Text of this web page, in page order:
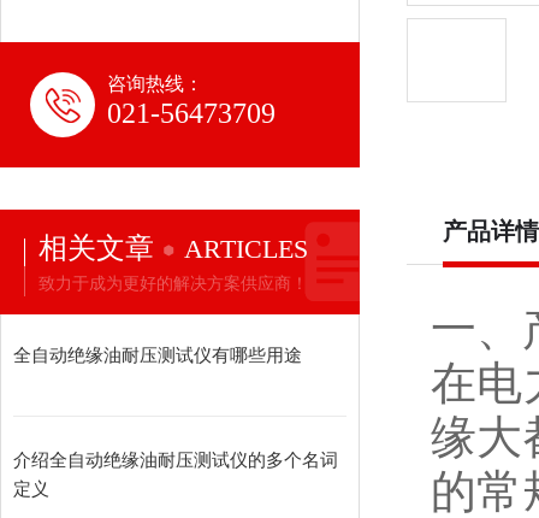
咨询热线：
021-56473709
相关文章 ARTICLES
致力于成为更好的解决方案供应商！
全自动绝缘油耐压测试仪有哪些用途
介绍全自动绝缘油耐压测试仪的多个名词
定义
产品详情
一、
在电
缘大
的常